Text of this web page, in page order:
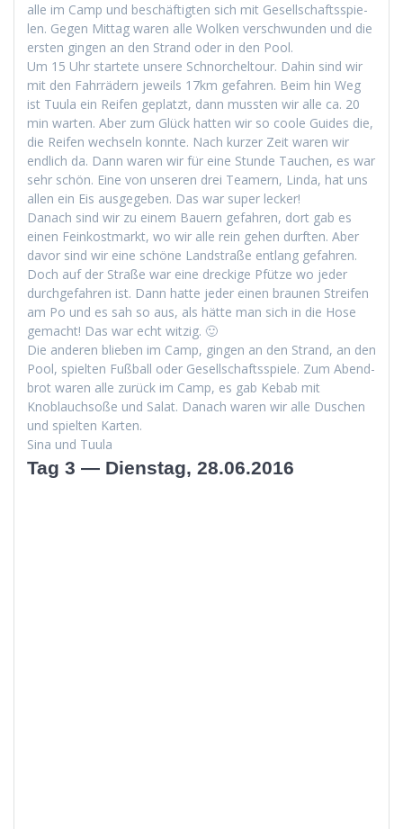
alle im Camp und beschäftigten sich mit Gesellschaftsspie­
len. Gegen Mit­tag waren alle Wolken ver­schwun­den und die
ersten gin­gen an den Strand oder in den Pool.
Um 15 Uhr startete unsere Schnorchel­tour. Dahin sind wir
mit den Fahrrädern jew­eils 17km gefahren. Beim hin Weg
ist Tuu­la ein Reifen geplatzt, dann mussten wir alle ca. 20
min warten. Aber zum Glück hat­ten wir so coole Guides die,
die Reifen wech­seln kon­nte. Nach kurz­er Zeit waren wir
endlich da. Dann waren wir für eine Stunde Tauchen, es war
sehr schön. Eine von unseren drei Team­ern, Lin­da, hat uns
allen ein Eis aus­gegeben. Das war super lecker!
Danach sind wir zu einem Bauern gefahren, dort gab es
einen Feinkost­markt, wo wir alle rein gehen durften. Aber
davor sind wir eine schöne Land­straße ent­lang gefahren.
Doch auf der Straße war eine dreck­ige Pfütze wo jed­er
durchge­fahren ist. Dann hat­te jed­er einen braunen Streifen
am Po und es sah so aus, als hätte man sich in die Hose
gemacht! Das war echt witzig. 🙂
Die anderen blieben im Camp, gin­gen an den Strand, an den
Pool, spiel­ten Fußball oder Gesellschaftsspiele. Zum Abend­
brot waren alle zurück im Camp, es gab Kebab mit
Knoblauch­soße und Salat. Danach waren wir alle Duschen
und spiel­ten Karten.
Sina und Tuula
Tag 3 — Dienstag, 28.06.2016